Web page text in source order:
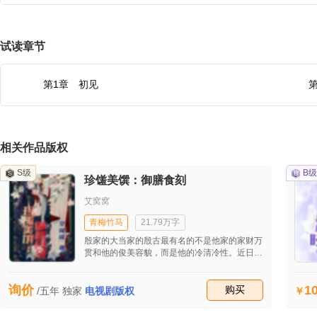
试读章节
第1章 初见
相关作品版权
S级
珍馐美馔：御膳食刻
艾窝窝
青梅竹马
21.79万字
殷家的大当家的殷古最有名的不是他家的家财万
贯和他的俊美容貌，而是他的冷清冷性。近日
吃到了一碗普普通通的面，他就把做面的小师傅
询价 /五年 独家 电视剧版权 购买
B级